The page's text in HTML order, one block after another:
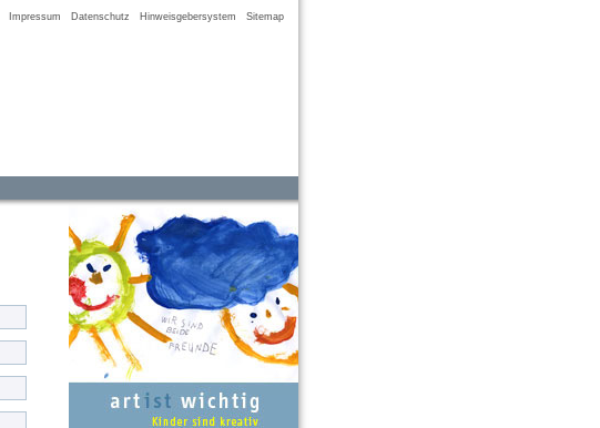
Impressum Datenschutz Hinweisgebersystem Sitemap